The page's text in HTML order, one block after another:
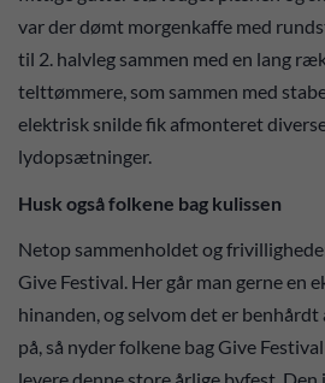
var der dømt morgenkaffe med
til 2. halvleg sammen med en lang
telttømmere, som sammen med
elektrisk snilde fik afmonteret
lydopsætninger.
Husk også folkene bag kulissen
Netop sammenholdet og
Give Festival. Her går man gerne en
hinanden, og selvom det er
på, så nyder folkene bag Give